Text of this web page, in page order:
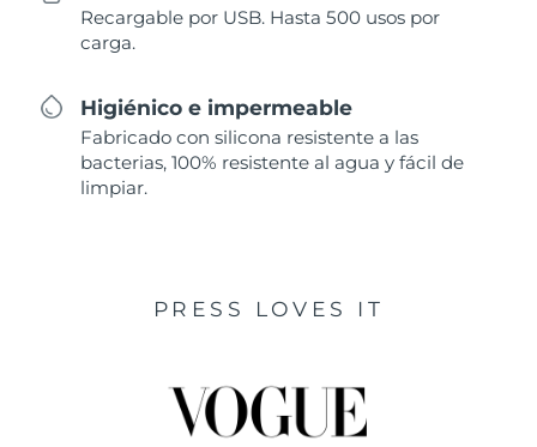
Recargable por USB. Hasta 500 usos por
carga.
Higiénico e impermeable
Fabricado con silicona resistente a las
bacterias, 100% resistente al agua y fácil de
limpiar.
PRESS LOVES IT